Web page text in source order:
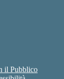
il Pubblico